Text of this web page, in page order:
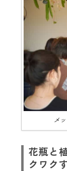
メ
花瓶と
クワク